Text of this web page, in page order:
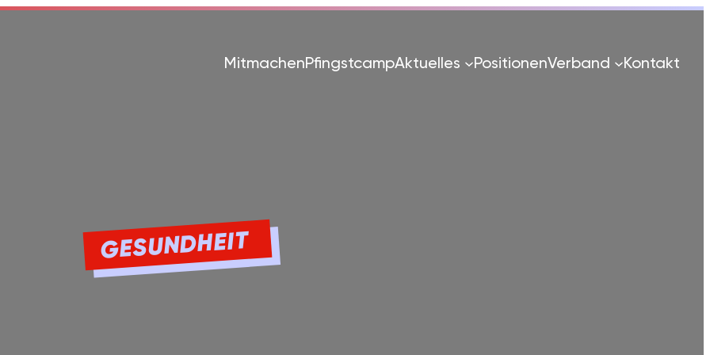
MitmachenPfingstcampAktuelles PositionenVerband Kontakt
GESUNDHEIT